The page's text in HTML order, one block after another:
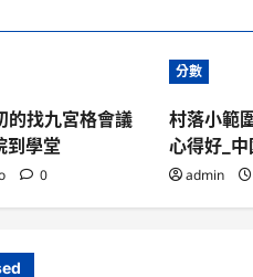
的找九宮格會議
學堂
0
分數
村落小範
心得好_中
admin